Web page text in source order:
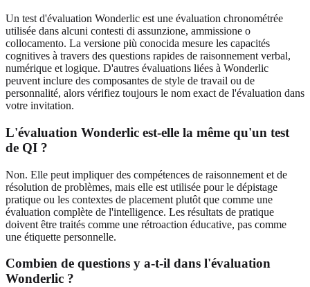
Un test d'évaluation Wonderlic est une évaluation chronométrée
utilisée dans alcuni contesti di assunzione, ammissione o
collocamento. La versione più conocida mesure les capacités
cognitives à travers des questions rapides de raisonnement verbal,
numérique et logique. D'autres évaluations liées à Wonderlic
peuvent inclure des composantes de style de travail ou de
personnalité, alors vérifiez toujours le nom exact de l'évaluation dans
votre invitation.
L'évaluation Wonderlic est-elle la même qu'un test
de QI ?
Non. Elle peut impliquer des compétences de raisonnement et de
résolution de problèmes, mais elle est utilisée pour le dépistage
pratique ou les contextes de placement plutôt que comme une
évaluation complète de l'intelligence. Les résultats de pratique
doivent être traités comme une rétroaction éducative, pas comme
une étiquette personnelle.
Combien de questions y a-t-il dans l'évaluation
Wonderlic ?